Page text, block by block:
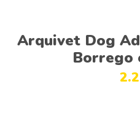
Ver
Arquivet Dog
Borrego